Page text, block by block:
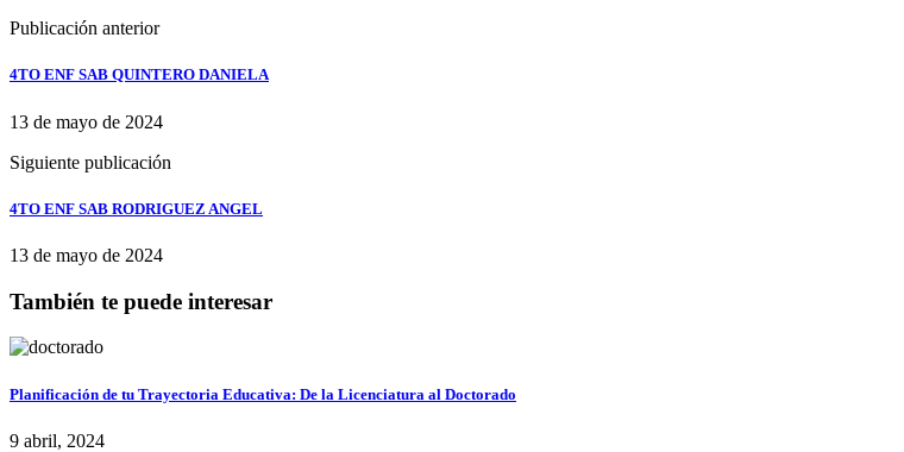
Publicación anterior
4TO ENF SAB QUINTERO DANIELA
13 de mayo de 2024
Siguiente publicación
4TO ENF SAB RODRIGUEZ ANGEL
13 de mayo de 2024
También te puede interesar
Planificación de tu Trayectoria Educativa: De la Licenciatura al Doctorado
9 abril, 2024